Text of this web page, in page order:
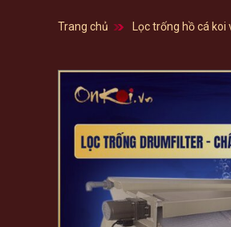
Trang chủ Lọc trống hồ cá